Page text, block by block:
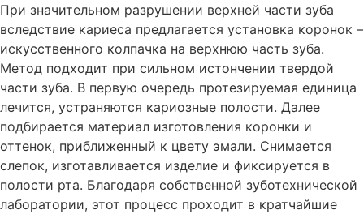
При значительном разрушении верхней части зуба
вследствие кариеса предлагается установка коронок –
искусственного колпачка на верхнюю часть зуба.
Метод подходит при сильном истончении твердой
части зуба. В первую очередь протезируемая единица
лечится, устраняются кариозные полости. Далее
подбирается материал изготовления коронки и
оттенок, приближенный к цвету эмали. Снимается
слепок, изготавливается изделие и фиксируется в
полости рта. Благодаря собственной зуботехнической
лаборатории, этот процесс проходит в кратчайшие